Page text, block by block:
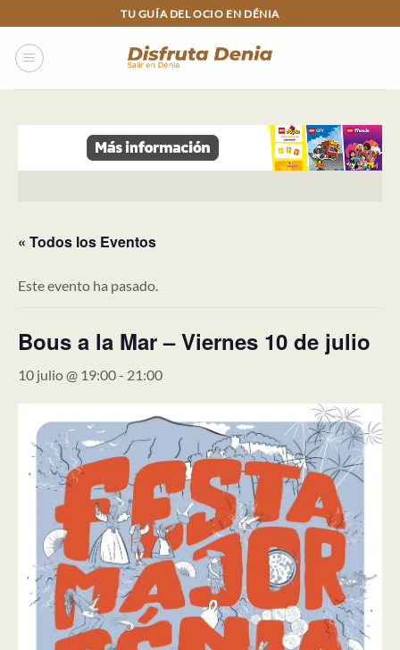
to
content
TU GUÍA DEL OCIO EN DÉNIA
« Todos los Eventos
Este evento ha pasado.
Bous a la Mar – Viernes 10 de julio
10 julio @ 19:00- 21:00